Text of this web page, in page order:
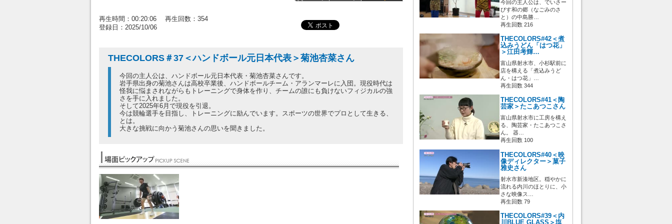
再生時間：00:20:06 再生回数：354
登録日：2025/10/06
THECOLORS＃37＜ハンドボール元日本代表＞菊池杏菜さん
今回の主人公は、ハンドボール元日本代表・菊池杏菜さんです。
岩手県出身の菊池さんは高校卒業後、ハンドボールチーム・アランマーレに入団。現役時代は
怪我に悩まされながらもトレーニングで身体を作り、チームの誰にも負けないフィジカルの強
さを手に入れました。
そして2025年6月で現役を引退。
今は競輪選手を目指し、トレーニングに励んでいます。スポーツの世界でプロとして生きる、
とは。
大きな挑戦に向かう菊池さんの思いを聞きました。
今回の主人公は、でいさー
びす和の郷（なごみのさ
と）の中島勝…
再生回数 216
THECOLORS#42＜煮
込みうどん「はつ花」
＞江田考輝…
富山県射水市、小杉駅前に
店を構える「煮込みうど
ん・はつ花」…
再生回数 344
THECOLORS#41＜陶
芸家＞たこあつこさん
富山県射水市に工房を構え
る、陶芸家・たこあつこさ
ん。 器…
再生回数 100
THECOLORS#40＜映
像ディレクター＞菓子
雅史さん
射水市新湊地区。穏やかに
流れる内川のほとりに、小
さな映像ス…
再生回数 79
THECOLORS#39＜内
川BLUE GLASS＞塩